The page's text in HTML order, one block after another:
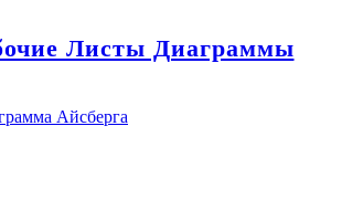
Листы Диаграммы